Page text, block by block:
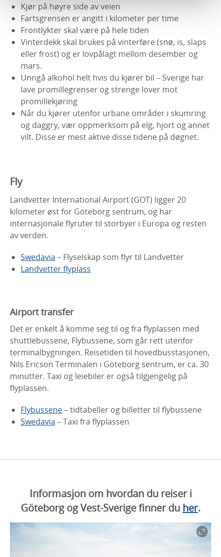
Kjør på høyre side av veien
Fartsgrensen er angitt i kilometer per time
Frontlykter skal være på hele tiden
Vinterdekk skal brukes på vinterføre (snø, is, slaps
eller frost) og er lovpålagt mellom desember og
mars.
Unngå alkohol helt hvis du kjører bil – Sverige har
lave promillegrenser og strenge lover mot
promillekjøring
Når du kjører utenfor urbane områder i skumring
og daggry, vær oppmerksom på elg, hjort og annet
vilt. Disse er mest aktive disse tidene på døgnet.
Fly
Landvetter International Airport (GOT) ligger 20
kilometer øst for Göteborg sentrum, og har
internasjonale flyruter til storbyer i Europa og resten
av verden.
Swedavia – Flyselskap som flyr til Landvetter
Landvetter flyplass
Airport transfer
Det er enkelt å komme seg til og fra flyplassen med
shuttlebussene, Flybussene, som går rett utenfor
terminalbygningen. Reisetiden til hovedbusstasjonen,
Nils Ericson Terminalen i Göteborg sentrum, er ca. 30
minutter. Taxi og leiebiler er også tilgjengelig på
flyplassen.
Flybussene– tidtabeller og billetter til flybussene
Swedavia – Taxi fra flyplassen
Informasjon om hvordan du reiser i
Göteborg og Vest-Sverige finner du her.